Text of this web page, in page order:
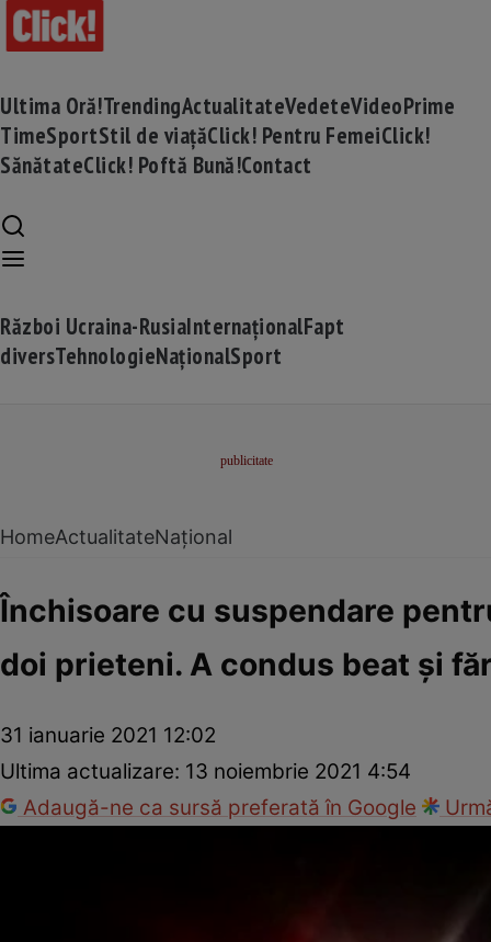
Ultima Oră!TrendingActualitateVedeteVideoPrime
TimeSportStil de viațăClick! Pentru FemeiClick!
SănătateClick! Poftă Bună!Contact
Război Ucraina-RusiaInternaționalFapt
diversTehnologieNaționalSport
HomeActualitateNațional
Închisoare cu suspendare
doi prieteni. A condus beat şi
31 ianuarie 2021 12:02
Ultima actualizare: 13 noiembrie 2021 4:54
Adaugă-ne ca sursă preferată în Google